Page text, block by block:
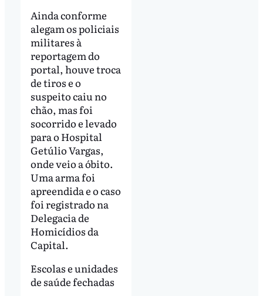
Ainda conforme
alegam os policiais
militares à
reportagem do
portal, houve troca
de tiros e o
suspeito caiu no
chão, mas foi
socorrido e levado
para o Hospital
Getúlio Vargas,
onde veio a óbito.
Uma arma foi
apreendida e o caso
foi registrado na
Delegacia de
Homicídios da
Capital.
Escolas e unidades
de saúde fechadas